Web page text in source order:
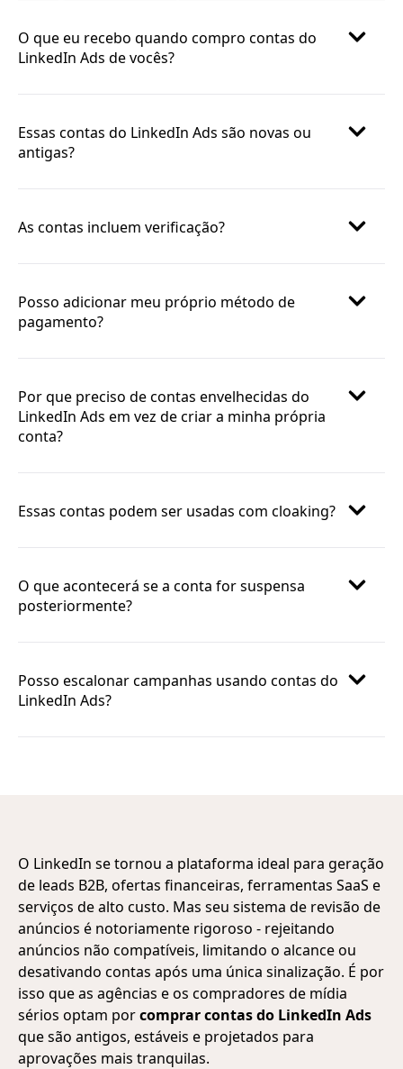
O que eu recebo quando compro contas do
LinkedIn Ads de vocês?
Essas contas do LinkedIn Ads são novas ou
antigas?
As contas incluem verificação?
Posso adicionar meu próprio método de
pagamento?
Por que preciso de contas envelhecidas do
LinkedIn Ads em vez de criar a minha própria
conta?
Essas contas podem ser usadas com cloaking?
O que acontecerá se a conta for suspensa
posteriormente?
Posso escalonar campanhas usando contas do
LinkedIn Ads?
O LinkedIn se tornou a plataforma ideal para geração
de leads B2B, ofertas financeiras, ferramentas SaaS e
serviços de alto custo. Mas seu sistema de revisão de
anúncios é notoriamente rigoroso - rejeitando
anúncios não compatíveis, limitando o alcance ou
desativando contas após uma única sinalização. É por
isso que as agências e os compradores de mídia
sérios optam porcomprar contas do LinkedIn Ads
que são antigos, estáveis e projetados para
aprovações mais tranquilas.